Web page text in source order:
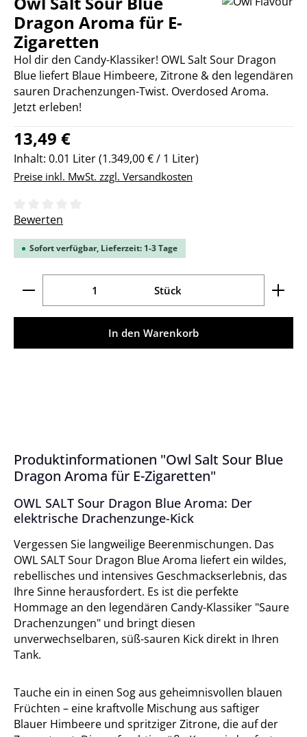
Dragon Aroma für E-
Zigaretten
Hol dir den Candy-Klassiker! OWL Salt Sour Dragon
Blue liefert Blaue Himbeere, Zitrone & den legendären
sauren Drachenzungen-Twist. Overdosed Aroma.
Jetzt erleben!
Regulärer Preis:
13,49 €
Inhalt: 0.01 Liter(1.349,00 € / 1 Liter)
Preise inkl. MwSt. zzgl. Versandkosten
Durchschnittliche Bewertung von 0 von 5 Sternen
Bewerten
Sofort verfügbar, Lieferzeit: 1-3 Tage
Produkt Anzahl: Gib den gewünschten Wert ein
Stück
In den Warenkorb
Produktinformationen "Owl Salt Sour Blue
Dragon Aroma für E-Zigaretten"
OWL SALT Sour Dragon Blue Aroma: Der
elektrische Drachenzunge-Kick
Vergessen Sie langweilige Beerenmischungen. Das
OWL SALT Sour Dragon Blue Aroma liefert ein wildes,
rebellisches und intensives Geschmackserlebnis, das
Ihre Sinne herausfordert. Es ist die perfekte
Hommage an den legendären Candy-Klassiker "Saure
Drachenzungen" und bringt diesen
unverwechselbaren, süß-sauren Kick direkt in Ihren
Tank.
Tauche ein in einen Sog aus geheimnisvollen blauen
Früchten – eine kraftvolle Mischung aus saftiger
Blauer Himbeere und spritziger Zitrone, die auf der